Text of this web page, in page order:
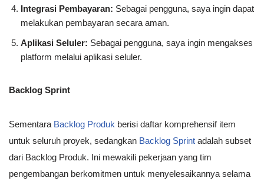
Integrasi Pembayaran: Sebagai pengguna, saya ingin dapat
melakukan pembayaran secara aman.
Aplikasi Seluler: Sebagai pengguna, saya ingin mengakses
platform melalui aplikasi seluler.
Backlog Sprint
Sementara Backlog Produk berisi daftar komprehensif item
untuk seluruh proyek, sedangkan Backlog Sprint adalah subset
dari Backlog Produk. Ini mewakili pekerjaan yang tim
pengembangan berkomitmen untuk menyelesaikannya selama